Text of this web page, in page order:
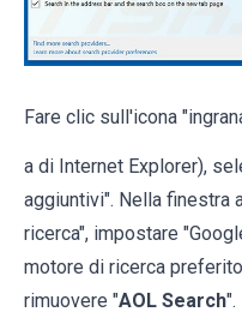
Fare clic sull'icona
a di Internet Explorer),
aggiuntivi". Nella finestra
ricerca", impostare
motore di ricerca
rimuovere "AOL Search".